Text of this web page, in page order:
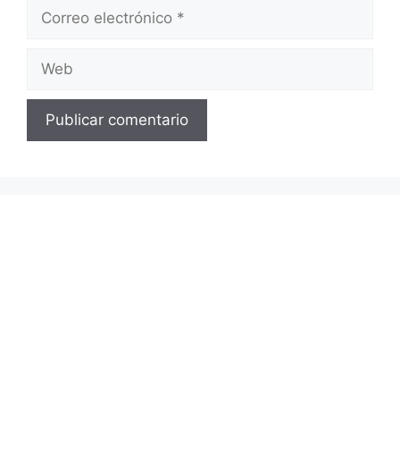
electrónico